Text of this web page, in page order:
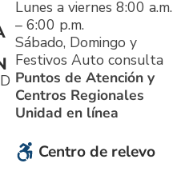
Lunes a viernes 8:00 a.m.
– 6:00 p.m.
Sábado, Domingo y
Festivos Auto consulta
Puntos de Atención y
Centros Regionales
Unidad en línea
Centro de relevo